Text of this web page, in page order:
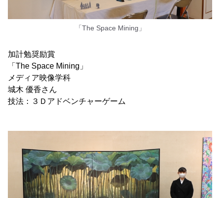
「The Space Mining」
加計勉奨励賞
「The Space Mining」
メディア映像学科
城木 優香さん
技法：３Ｄアドベンチャーゲーム